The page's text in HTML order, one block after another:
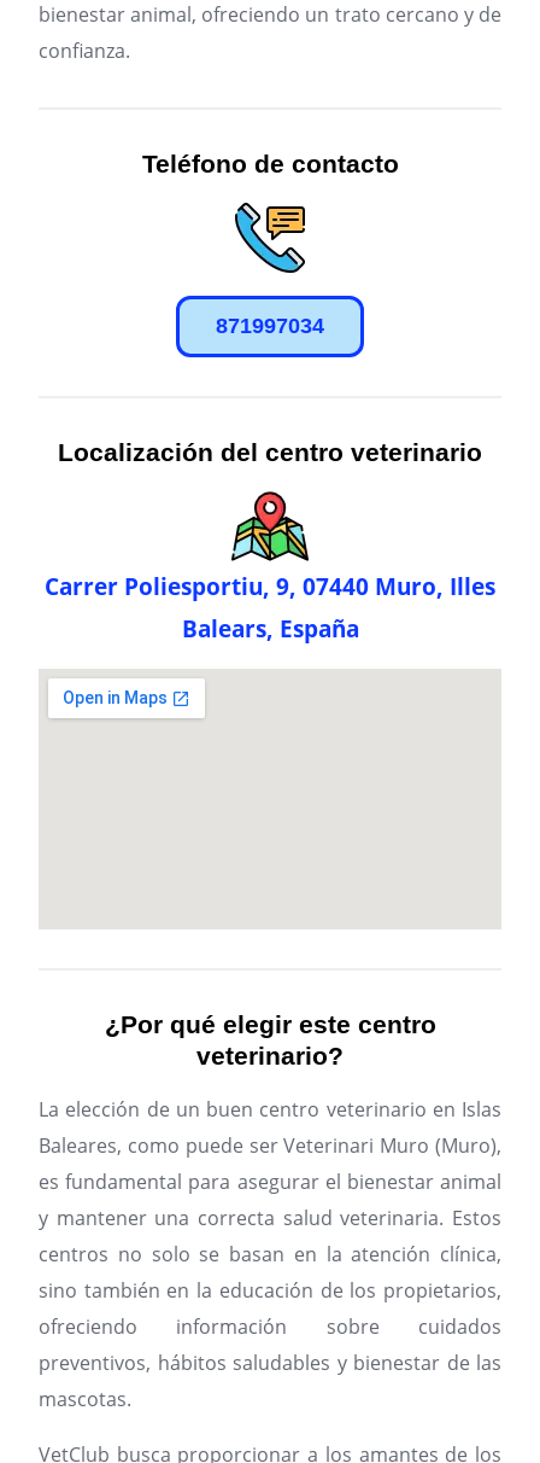
bienestar animal, ofreciendo un trato cercano y de
confianza.
Teléfono de contacto
871997034
Localización del centro veterinario
Carrer Poliesportiu, 9, 07440 Muro, Illes
Balears, España
¿Por qué elegir este centro
veterinario?
La elección de un buen centro veterinario en Islas
Baleares, como puede ser Veterinari Muro (Muro),
es fundamental para asegurar el bienestar animal
y mantener una correcta salud veterinaria. Estos
centros no solo se basan en la atención clínica,
sino también en la educación de los propietarios,
ofreciendo información sobre cuidados
preventivos, hábitos saludables y bienestar de las
mascotas.
VetClub busca proporcionar a los amantes de los